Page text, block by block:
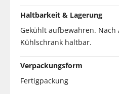
Haltbarkeit & Lagerung
Gekühlt aufbewahren. Nach
Kühlschrank haltbar.
Verpackungsform
Fertigpackung